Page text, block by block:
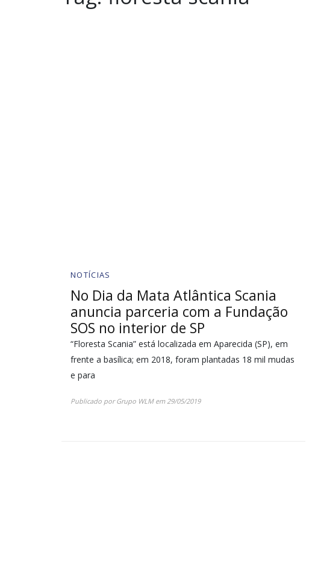
NOTÍCIAS
No Dia da Mata Atlântica Scania
anuncia parceria com a Fundação
SOS no interior de SP
“Floresta Scania” está localizada em Aparecida (SP), em
frente a basílica; em 2018, foram plantadas 18 mil mudas
e para
Publicado porGrupo WLMem 29/05/2019